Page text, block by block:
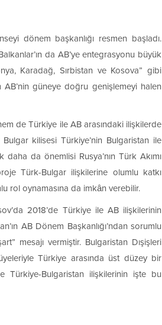
dönem başkanlığı resmen başladı.
da AB’ye entegrasyonu büyük
Karadağ, Sırbistan ve Kosova” gibi
güneye doğru genişlemeyi halen
de Türkiye ile AB arasındaki ilişkilerde
kilisesi Türkiye’nin Bulgaristan ile
da önemlisi Rusya’nın Türk Akımı
Türk-Bulgar ilişkilerine olumlu katkı
rol oynamasına da imkân verebilir.
2018’de Türkiye ile AB ilişkilerinin
AB Dönem Başkanlığı’ndan sorumlu
mesajı vermiştir. Bulgaristan Dışişleri
Türkiye arasında üst düzey bir
Türkiye-Bulgaristan ilişkilerinin işte bu